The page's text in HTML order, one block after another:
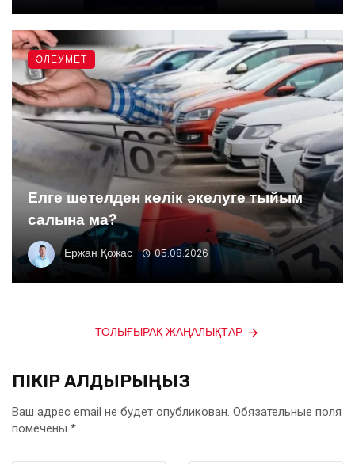
Елге шетелден көлік әкелуге тыйым
салына ма?
Ержан Қожас 05.08.2026
ӘЛЕУМЕТ
ТОЛЫҒЫРАҚ ЖАҢАЛЫҚТАР
ПІКІР ҚАЛДЫРЫҢЫЗ
Ваш адрес email не будет опубликован. Обязательные поля
помечены *